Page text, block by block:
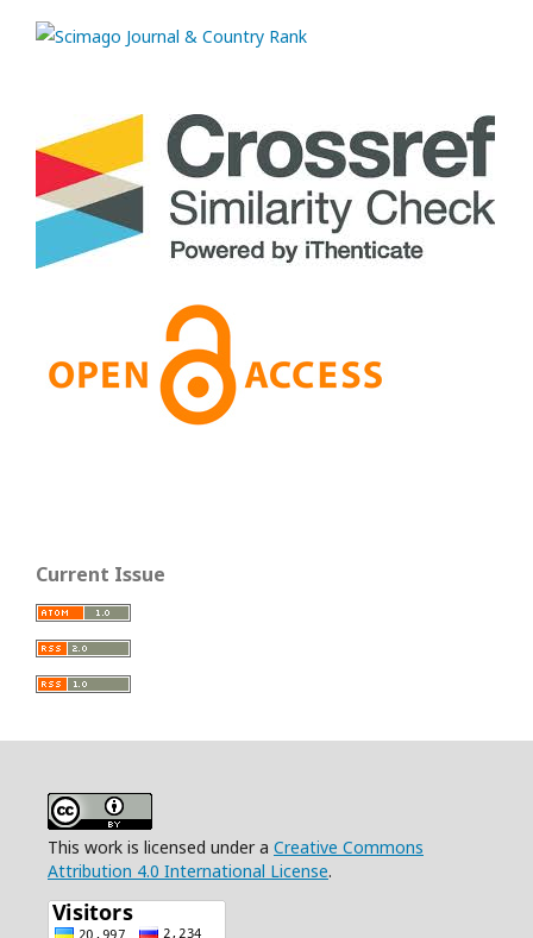
Current Issue
This work is licensed under a Creative Commons
Attribution 4.0 International License.